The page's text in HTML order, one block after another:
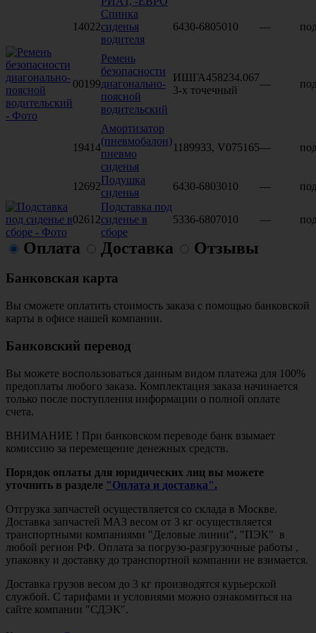
14022
Спинка
сиденья
водителя
6430-6805010 —
00199
Ремень
безопасности
диагонально-
поясной
водительский
ИШГА458234.067
3-х точечный
—
19414
Амортизатор
(пневмобалон)
пневмо
сиденья
1189933, V075165—
12692
Подушка
сиденья
6430-6803010 —
02612
Подставка под
сиденье в
сборе
5336-6807010 —
Оплата Доставка Отзывы
Банковская карта
Вы сможете оплатить стоимость заказа с помощью банковской
карты в офисе нашей компании.
Банковский перевод
Вы можете воспользоваться данным видом платежа для 100%
предоплаты любого заказа. Комплектация заказа начинается
только после поступления информации о полной оплате
счета.
ВНИМАНИЕ ! При банковском переводе банк взымает
комиссию за перемещение денежных средств.
Порядок оплаты для юридических лиц вы можете
уточнить в разделе "Оплата и доставка".
Отгрузка запчастей осуществляется со склада в Москве.
Доставка запчастей МАЗ весом от 3 кг осуществляется
транспортными компаниями "Деловые линии", "ПЭК" в
любой регион РФ. Оплата за погрузо-разгрузочные работы ,
упаковку и доставку до транспортной компании не взимается.
Доставка грузов весом до 3 кг производятся курьерской
службой. С тарифами и условиями можно ознакомиться на
сайте компании "СДЭК".